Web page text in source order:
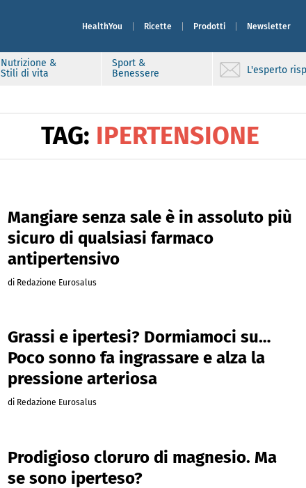
HealthYou Ricette Prodotti Newsletter
Nutrizione &
Stili di vita
Sport &
Benessere
L'esperto
TAG: IPERTENSIONE
Mangiare senza sale è in assoluto più
sicuro di qualsiasi farmaco
antipertensivo
di Redazione Eurosalus
Grassi e ipertesi? Dormiamoci su…
Poco sonno fa ingrassare e alza la
pressione arteriosa
di Redazione Eurosalus
Prodigioso cloruro di magnesio. Ma
se sono iperteso?